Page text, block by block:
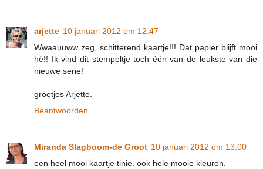
arjette 10 januari 2012 om 12:47
Wwaauuww zeg, schitterend kaartje!!! Dat papier blijft mooi
hè!! Ik vind dit stempeltje toch één van de leukste van die
nieuwe serie!
groetjes Arjette.
Beantwoorden
Miranda Slagboom-de Groot 10 januari 2012 om 13:00
een heel mooi kaartje tinie. ook hele mooie kleuren.